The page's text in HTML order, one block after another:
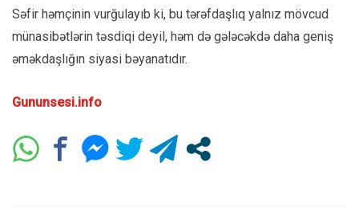
Səfir həmçinin vurğulayıb ki, bu tərəfdaşlıq yalnız mövcud
münasibətlərin təsdiqi deyil, həm də gələcəkdə daha geniş
əməkdaşlığın siyasi bəyanatıdır.
Gununsesi.info